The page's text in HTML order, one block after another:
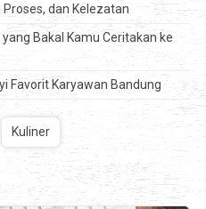
dan Kelezatan
Bakal Kamu Ceritakan ke
Favorit Karyawan Bandung
Kuliner